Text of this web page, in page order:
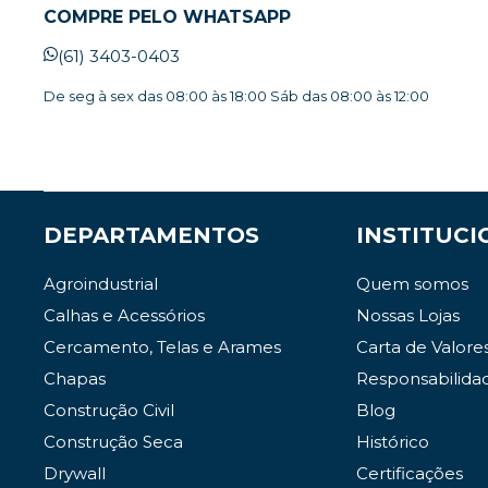
COMPRE PELO WHATSAPP
(61) 3403-0403
De seg à sex das 08:00 às 18:00 Sáb das 08:00 às 12:00
DEPARTAMENTOS
Agroindustrial
Calhas e Acessórios
Cercamento, Telas e Arames
Chapas
Construção Civil
Construção Seca
Drywall
Quem somos
Nossas Lojas
Carta de
Blog
Histórico
Certificações